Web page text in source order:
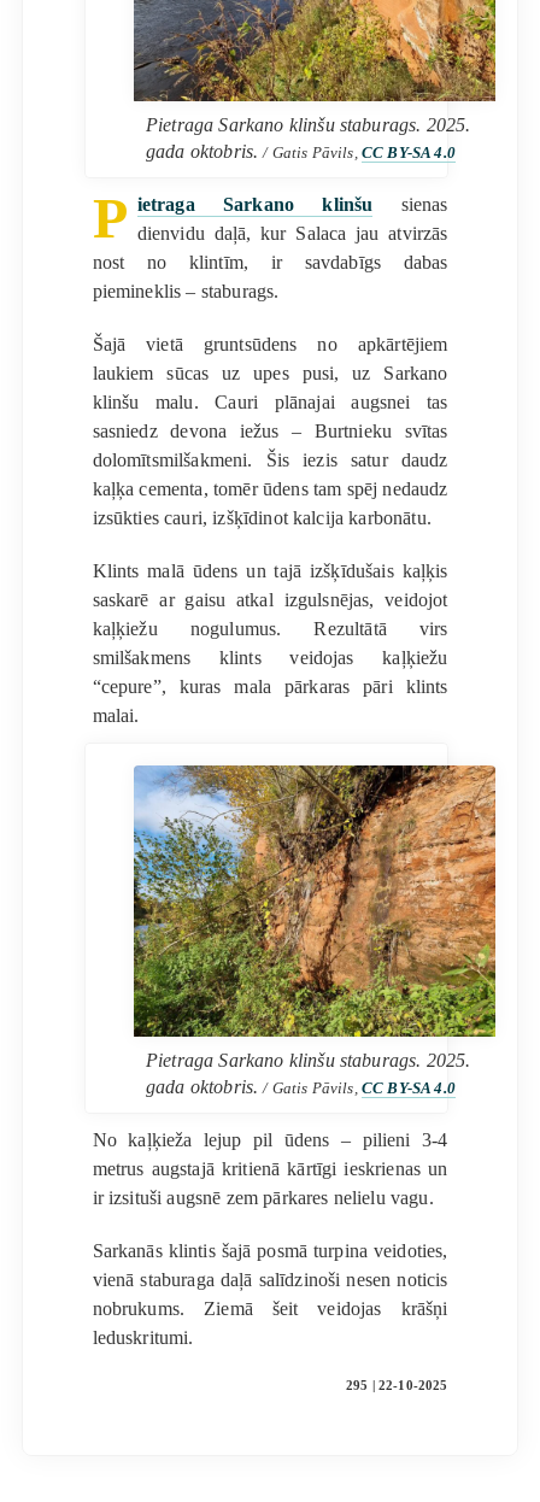
Pietraga Sarkano klinšu staburags. 2025.
gada oktobris./ Gatis Pāvils, CC BY-SA 4.0
P ietraga Sarkano klinšu sienas
dienvidu daļā, kur Salaca jau atvirzās
nost no klintīm, ir savdabīgs dabas
piemineklis – staburags.
Šajā vietā gruntsūdens no apkārtējiem
laukiem sūcas uz upes pusi, uz Sarkano
klinšu malu. Cauri plānajai augsnei tas
sasniedz devona iežus – Burtnieku svītas
dolomītsmilšakmeni. Šis iezis satur daudz
kaļķa cementa, tomēr ūdens tam spēj nedaudz
izsūkties cauri, izšķīdinot kalcija karbonātu.
Klints malā ūdens un tajā izšķīdušais kaļķis
saskarē ar gaisu atkal izgulsnējas, veidojot
kaļķiežu nogulumus. Rezultātā virs
smilšakmens klints veidojas kaļķiežu
“cepure”, kuras mala pārkaras pāri klints
malai.
Pietraga Sarkano klinšu staburags. 2025.
gada oktobris./ Gatis Pāvils, CC BY-SA 4.0
No kaļķieža lejup pil ūdens – pilieni 3-4
metrus augstajā kritienā kārtīgi ieskrienas un
ir izsituši augsnē zem pārkares nelielu vagu.
Sarkanās klintis šajā posmā turpina veidoties,
vienā staburaga daļā salīdzinoši nesen noticis
nobrukums. Ziemā šeit veidojas krāšņi
leduskritumi.
295 | 22-10-2025